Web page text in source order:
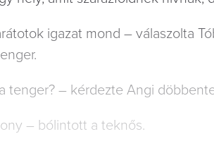
igazat mond – válaszolta
tenger? – kérdezte Angi
– bólintott a teknős.